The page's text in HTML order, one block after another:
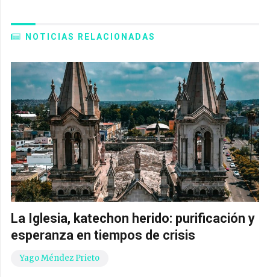
NOTICIAS RELACIONADAS
La Iglesia, katechon herido: purificación y
esperanza en tiempos de crisis
Yago Méndez Prieto